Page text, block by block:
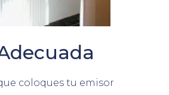
coloques tu emisor